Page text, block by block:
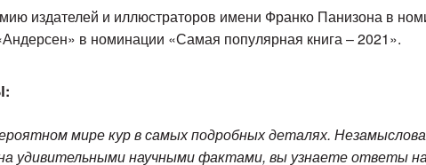
издателей и иллюстраторов имени Франко Панизона в
в номинации «Самая популярная книга – 2021».
мире кур в самых подробных деталях.
удивительными научными фактами, вы узнаете ответы